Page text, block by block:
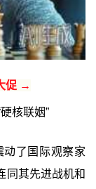
促 →
核联姻”‍
了国际观察家
同其先进战机和